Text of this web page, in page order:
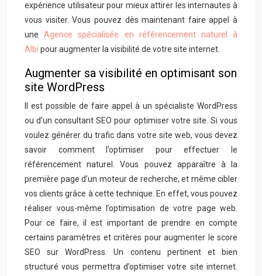
expérience utilisateur pour mieux attirer les internautes à
vous visiter. Vous pouvez dès maintenant faire appel à
uneAgence spécialisée en référencement naturel à
Albi pour augmenter la visibilité de votre site internet.
Augmenter sa visibilité en optimisant son
site WordPress
Il est possible de faire appel à un spécialiste WordPress
ou d’un consultant SEO pour optimiser votre site. Si vous
voulez générer du trafic dans votre site web, vous devez
savoir comment l’optimiser pour effectuer le
référencement naturel. Vous pouvez apparaître à la
première page d’un moteur de recherche, et même cibler
vos clients grâce à cette technique. En effet, vous pouvez
réaliser vous-même l’optimisation de votre page web.
Pour ce faire, il est important de prendre en compte
certains paramètres et critères pour augmenter le score
SEO sur WordPress. Un contenu pertinent et bien
structuré vous permettra d’optimiser votre site internet.